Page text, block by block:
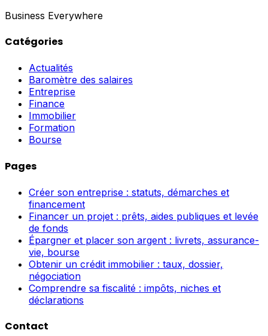
Business Everywhere
Catégories
Actualités
Baromètre des salaires
Entreprise
Finance
Immobilier
Formation
Bourse
Pages
Créer son entreprise : statuts, démarches et
financement
Financer un projet : prêts, aides publiques et levée
de fonds
Épargner et placer son argent : livrets, assurance-
vie, bourse
Obtenir un crédit immobilier : taux, dossier,
négociation
Comprendre sa fiscalité : impôts, niches et
déclarations
Contact